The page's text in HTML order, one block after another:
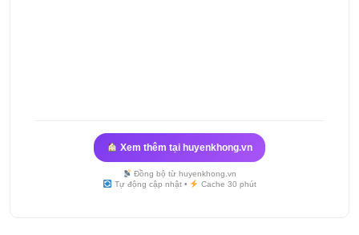
Xem thêm tại huyenkhong.vn
Đồng bộ từ huyenkhong.vn
Tự động cập nhật •
Cache 30 phút